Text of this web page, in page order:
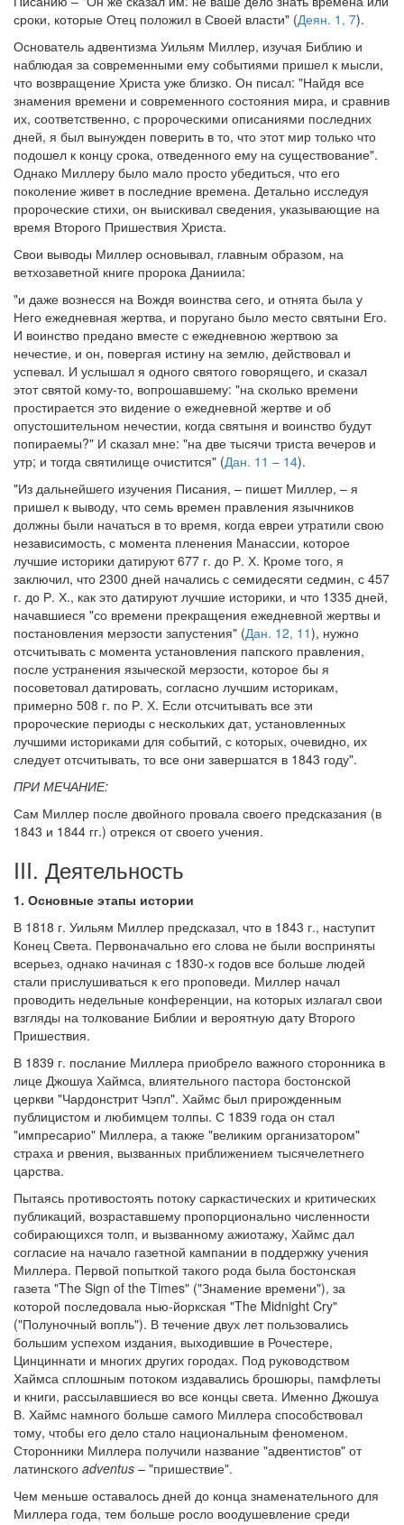
сроки, которые Отец положил в Своей власти" (Деян. 1, 7).
Основатель адвентизма Уильям Миллер, изучая Библию и
наблюдая за современными ему событиями пришел к мысли,
что возвращение Христа уже близко. Он писал: "Найдя все
знамения времени и современного состояния мира, и сравнив
их, соответственно, с пророческими описаниями последних
дней, я был вынужден поверить в то, что этот мир только что
подошел к концу срока, отведенного ему на существование".
Однако Миллеру было мало просто убедиться, что его
поколение живет в последние времена. Детально исследуя
пророческие стихи, он выискивал сведения, указывающие на
время Второго Пришествия Христа.
Свои выводы Миллер основывал, главным образом, на
ветхозаветной книге пророка Даниила:
"и даже вознесся на Вождя воинства сего, и отнята была у
Него ежедневная жертва, и поругано было место святыни Его.
И воинство предано вместе с ежедневною жертвою за
нечестие, и он, повергая истину на землю, действовал и
успевал. И услышал я одного святого говорящего, и сказал
этот святой кому-то, вопрошавшему: "на сколько времени
простирается это видение о ежедневной жертве и об
опустошительном нечестии, когда святыня и воинство будут
попираемы?" И сказал мне: "на две тысячи триста вечеров и
утр; и тогда святилище очистится" (Дан. 11 – 14).
"Из дальнейшего изучения Писания, – пишет Миллер, – я
пришел к выводу, что семь времен правления язычников
должны были начаться в то время, когда евреи утратили свою
независимость, с момента пленения Манассии, которое
лучшие историки датируют 677 г. до Р. Х. Кроме того, я
заключил, что 2300 дней начались с семидесяти седмин, с 457
г. до Р. Х., как это датируют лучшие историки, и что 1335 дней,
начавшиеся "со времени прекращения ежедневной жертвы и
постановления мерзости запустения" (Дан. 12, 11), нужно
отсчитывать с момента установления папского правления,
после устранения языческой мерзости, которое бы я
посоветовал датировать, согласно лучшим историкам,
примерно 508 г. по Р. Х. Если отсчитывать все эти
пророческие периоды с нескольких дат, установленных
лучшими историками для событий, с которых, очевидно, их
следует отсчитывать, то все они завершатся в 1843 году".
ПРИ МЕЧАНИЕ:
Сам Миллер после двойного провала своего предсказания (в
1843 и 1844 гг.) отрекся от своего учения.
III. Деятельность
1. Основные этапы истории
В 1818 г. Уильям Миллер предсказал, что в 1843 г., наступит
Конец Света. Первоначально его слова не были восприняты
всерьез, однако начиная с 1830-х годов все больше людей
стали прислушиваться к его проповеди. Миллер начал
проводить недельные конференции, на которых излагал свои
взгляды на толкование Библии и вероятную дату Второго
Пришествия.
В 1839 г. послание Миллера приобрело важного сторонника в
лице Джошуа Хаймса, влиятельного пастора бостонской
церкви "Чардонстрит Чэпл". Хаймс был прирожденным
публицистом и любимцем толпы. С 1839 года он стал
"импресарио" Миллера, а также "великим организатором"
страха и рвения, вызванных приближением тысячелетнего
царства.
Пытаясь противостоять потоку саркастических и критических
публикаций, возраставшему пропорционально численности
собирающихся толп, и вызванному ажиотажу, Хаймс дал
согласие на начало газетной кампании в поддержку учения
Миллера. Первой попыткой такого рода была бостонская
газета "The Sign of the Times" ("Знамение времени"), за
которой последовала нью-йоркская "The Midnight Cry"
("Полуночный вопль"). В течение двух лет пользовались
большим успехом издания, выходившие в Рочестере,
Цинциннати и многих других городах. Под руководством
Хаймса сплошным потоком издавались брошюры, памфлеты
и книги, рассылавшиеся во все концы света. Именно Джошуа
В. Хаймс намного больше самого Миллера способствовал
тому, чтобы его дело стало национальным феноменом.
Сторонники Миллера получили название "адвентистов" от
латинского adventus – "пришествие".
Чем меньше оставалось дней до конца знаменательного для
Миллера года, тем больше росло воодушевление среди